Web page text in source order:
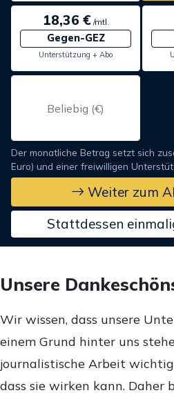
18,36 €/mtl.
Gegen-GEZ
Unterstützung + Abo
Der monatliche Betrag setzt sich
Euro) und einer freiwilligen
Weiter zum
Stattdessen
Unsere
Wir wissen, dass unsere
einem Grund hinter uns
journalistische Arbeit
dass sie wirken kann. Daher